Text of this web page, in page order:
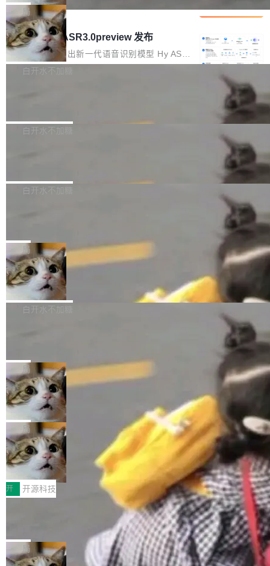
在语法层面完成文本定位，难以触及代码的语义
内涵与结构关联，导致开发者使用代码智能体在
理解大规模代码仓时面临显著"代码仓理解"瓶
颈。 代码仓深度理解服务（以下简称" CodeBas
e深度理解服务"）是华为云码道（CodeA...
调整期间，部门三次通知全员将数据从A集群迁
移到B集群，王某都回复了"收到"。 他没有迁移
数据。2024年9月3日下午4点，他使用此前登录
的账号密码进入A集群，输入了一条被程序员圈
称为"删库跑路"的命令——最高管理员权限、无
自研的多个文生3D和...
1%，成本降 30%
它们有一个共同的问题：太吃显存了。月之暗面
的 Kimi K 系列和智谱的 GLM 都是长上下文、M
oE 架构的大模型，好用到让人上瘾，但 GPU 显
存永远不够用。 Cloudflare 的 Workers AI 团队
一直在跑这些模型的推理。他们在官方博客上发
整性保护。效果是：吞吐量提升 41%，每 token
局
腾讯混元 Hy ASR3.0preview 发布
腾讯混元正式推出新一代语音识别模型 Hy ASR
3.0preview。基于最新一代大语言模型 Hy3 的
让语音识别不再只是听清，而是真正听懂。通过
w 不要求标准普通话，方言识别覆盖粤语、吴语
白开水不加糖
新和少量网页兼容性修复版本。 Changes/fixe
容提供的字体时出现的几个问题 为避免音频加
质的最低采样率）的音频格式将被拒绝 修复了 C
SS 圆角虚线样式中可能存在的问题 如果表单中
的图像元素不在同一个子树中，则它们将不再关
联 加...
白开水不加糖
发布的 Release Notes，他利用 AI 工具（如 Co
最强的若干项。对于尚未正式发版的 PG 19，则
通过拉取过去一年内（从 PG 18 Beta1 时间点
至今）的所有 commit，同样交由 AI 分析提炼。
经过人工复核，准确度令人满意。这一方法也为
社区爱好者提供了高效跟踪新版本的思路。
白开水不加糖
维护工作一直与我的日常工作、家务、社交生活
和休闲娱乐竞争时间。" 这是 libexpat 维护者 S
ebastian Pipping 写在博客里的话。8 月 4 日，
他宣布了一个新消息：从 2026 年 8 月 1 日起，
他可以全职维护 libexpat 了，最长 6 个月。发
库之一。你的操作系统、浏览器、无数的基础设
施软件，很可能都在用它。而过去十年，维护它
的人一直在用业余...
局
Firefox 153.0.3 发布
Firefox 153.0.3 现已发布，具体更新内容如
下： New Smart Window 包含多项增强功能：
gi?id=2019042">Bug&nbsp;2019042</a>）</l
i> <li>现在，助手可以直接使用 Exa 的网络搜索
结果回答问题，而无需将问题转交给搜索引擎。
（<a href="https://bugzilla.mozilla.org/show_
bug.cgi?id=204...
白开水不加糖
的 npm 包。项目的核心论点是：容器不适合 Ag
ent 计算。真正适合的，是 Isolate。 Cloudflare
工程师在这件事上没什么可谦虚的——他们用 W
orkers 跑了十年 Isolate。用 CEO Matthew Pri
nce 的话说：「我们一生都在用 Isolate 运行代
码，而 AI Agent 不需要容器，它们需要的是 Iso
late。」 容器为什么不合适 容器的问题在于启动
和销毁都太重了。一个 Agent 要执行的任务可能
只需要几毫秒的 CPU 时间，但容器从冷启动到
就绪要花数秒。如果未来有十...
局
OpenAI 公开邮件和聊天记录回应苹果
诉讼，称“Apple is getting this wron
g”
上个月，苹果一纸诉状把 OpenAI 告上法庭，指
控其挖角苹果前员工并窃取商业秘密。苹果的诉
状把 OpenAI 描述成一个系统性地从前东家挖
人、套取机密信息的对手。 OpenAI 没发律师
函，也没选择庭外沉默。它在官网贴了一篇博
文，标题只有六个字：Apple is getting this wro
ng。 然后，它把邮件往来和 iMessage 聊天记
录全贴了出来。 他发错人了 苹果外部律师 Gabr
iel Gross 来自 Weil 律所，2 月 23 日下午 5:53
给 OpenAI 总法律顾问 Che Chang 发了封邮
件，附了一封长信，要求 OpenAI 配合调查前苹
局
HUAWEI MatePad Edge上架WorkBu
ddy鸿蒙PC版，说话就能干活的AI办公
搭子
全能AI工作台WorkBuddy鸿蒙PC版上架HUAWE
I MatePad Edge应用市场，直接下载即可使
用，与鸿蒙电脑上的体验一致。值得一提的是，
这是目前市面上唯一支持平板接入WorkBuddy P
C版的产品，搭载“人机双写”重磅功能——你写
你的，AI写AI的，同屏协作互不干扰。一句话让
AI帮你干活，现在开启全新体验！ 温馨提示：
开 开源科技
FFmpeg 9.0 发布：代号“Lei”，以此纪
全球知名开源多媒体框架 FFmpeg 今天正式发
布了 9.0 版本。这个版本除了带来新一代音视频
处理能力和硬件加速支持之外，还有一个特殊之
局